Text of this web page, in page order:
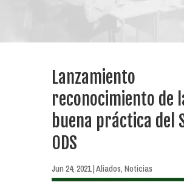
Lanzamiento
reconocimiento de
buena práctica del
ODS
Jun 24, 2021|Aliados, Noticias